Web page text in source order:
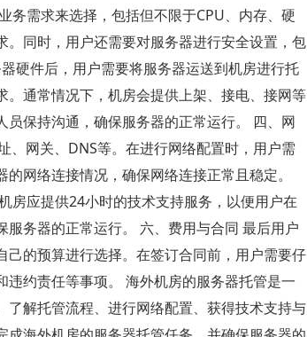
务需求来选择，包括但不限于CPU、内存、硬
同时，用户还需要对服务器进行安全设置，包
硬件后，用户需要将服务器运送到机房进行托
通常情况下，机房会提供上架、接电、接网等
保持沟通，确保服务器的正常运行。 四、网
、网关、DNS等。在进行网络配置时，用户需
网络连接情况，确保网络连接正常且稳定。
房应提供24小时的技术支持服务，以便用户在
务器的正常运行。 六、费用与合同 最后用户
的预算进行选择。在签订合同前，用户需要仔
约责任等事项。 海外机房的服务器托管是一
解托管流程、进行网络配置、获得技术支持与